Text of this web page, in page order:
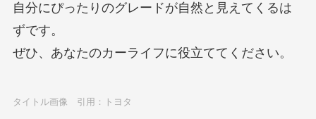
自分にぴったりのグレードが自然と見えてくるは
ずです。
ぜひ、あなたのカーライフに役立ててください。
タイトル画像 引用：トヨタ